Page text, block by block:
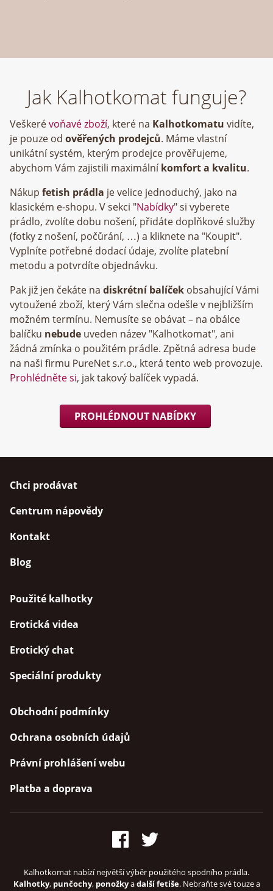
Jak Kalhotkomat funguje?
Veškerévoňavé zboží, které na Kalhotkomatu vidíte,
je pouze od ověřených prodejců. Máme vlastní
unikátní systém, kterým prodejce prověřujeme,
abychom Vám zajistili maximálníkomfort a kvalitu.
Nákup fetish prádla je velice jednoduchý, jako na
klasickém e-shopu. V sekci "Nabídky" si vyberete
prádlo, zvolíte dobu nošení, přidáte doplňkové služby
(fotky z nošení, počůrání, …) a kliknete na "Koupit".
Vyplníte potřebné dodací údaje, zvolíte platební
metodu a potvrdíte objednávku.
Pak již jen čekáte na diskrétní balíček obsahující Vámi
vytoužené zboží, který Vám slečna odešle v nejbližším
možném termínu. Nemusíte se obávat – na obálce
balíčku nebude uveden název "Kalhotkomat", ani
žádná zmínka o použitém prádle. Zpětná adresa bude
na naši firmu
, která tento web provozuje.
Prohlédněte si, jak takový balíček vypadá.
PROHLÉDNOUT NABÍDKY
Chci prodávat
Centrum nápovědy
Kontakt
Blog
Použité kalhotky
Erotická videa
Erotický chat
Speciální produkty
Obchodní podmínky
Ochrana osobních údajů
Právní prohlášení webu
Platba a doprava
Kalhotkomat nabízí největší výběr použitého spodního prádla.
Kalhotky, punčochy, ponožkyadalší fetiše. Nebraňte své touze a